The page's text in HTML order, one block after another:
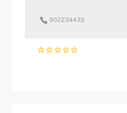
902234432